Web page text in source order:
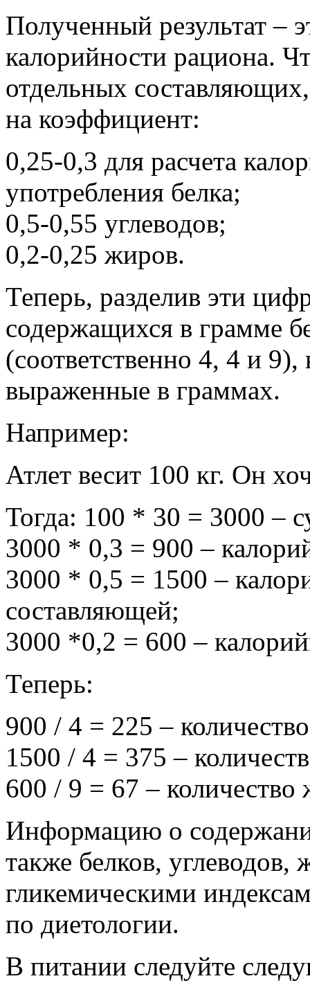
Полученный результат –
калорийности рациона.
отдельных
на коэффициент:
0,25-0,3 для расчета
употребления белка;
0,5-0,55 углеводов;
0,2-0,25 жиров.
Теперь, разделив эти
содержащихся в грамме
(соответственно 4, 4 и
выраженные в граммах.
Например:
Атлет весит 100 кг. Он
Тогда: 100 * 30 = 3000 –
3000 * 0,3 = 900 –
3000 * 0,5 = 1500 –
составляющей;
3000 *0,2 = 600 –
Теперь:
900 / 4 = 225 –
1500 / 4 = 375 –
600 / 9 = 67 –
Информацию о
также белков,
гликемическими
по диетологии.
В питании следуйте